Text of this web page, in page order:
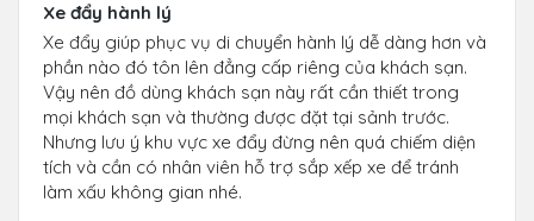
Xe đẩy hành lý
Xe đẩy giúp phục vụ di chuyển hành lý dễ dàng hơn và
phần nào đó tôn lên đẳng cấp riêng của khách sạn.
Vậy nên đồ dùng khách sạn này rất cần thiết trong
mọi khách sạn và thường được đặt tại sảnh trước.
Nhưng lưu ý khu vực xe đẩy đừng nên quá chiếm diện
tích và cần có nhân viên hỗ trợ sắp xếp xe để tránh
làm xấu không gian nhé.